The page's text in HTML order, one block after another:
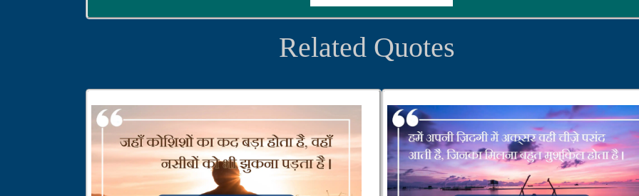
Related Quotes